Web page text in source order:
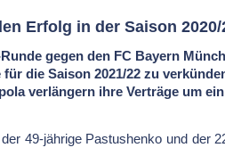
Erfolg in der Saison
gegen den FC Bayern
die Saison 2021/22 zu
verlängern ihre Verträge um
49-jährige Pastushenko und der